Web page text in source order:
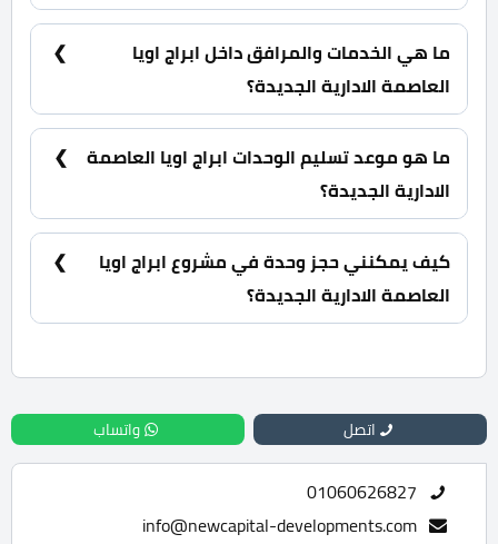
10% مقدم حجز كما يمكنك تقسيط الباقي على 8
سنوات.
ما هي الخدمات والمرافق داخل ابراج اويا
العاصمة الادارية الجديدة؟
أفراد امن وحراسة، كاميرات مراقبة، جراج، منطقة
مطاعم وكافيهات.
ما هو موعد تسليم الوحدات ابراج اويا العاصمة
الادارية الجديدة؟
سيتم تسليم المشروع خلال 4 سنوات.
كيف يمكنني حجز وحدة في مشروع ابراج اويا
العاصمة الادارية الجديدة؟
للحجز والاستعلام اتصل بنا على : 01060626827
اتصل واتساب
01060626827
info@newcapital-developments.com